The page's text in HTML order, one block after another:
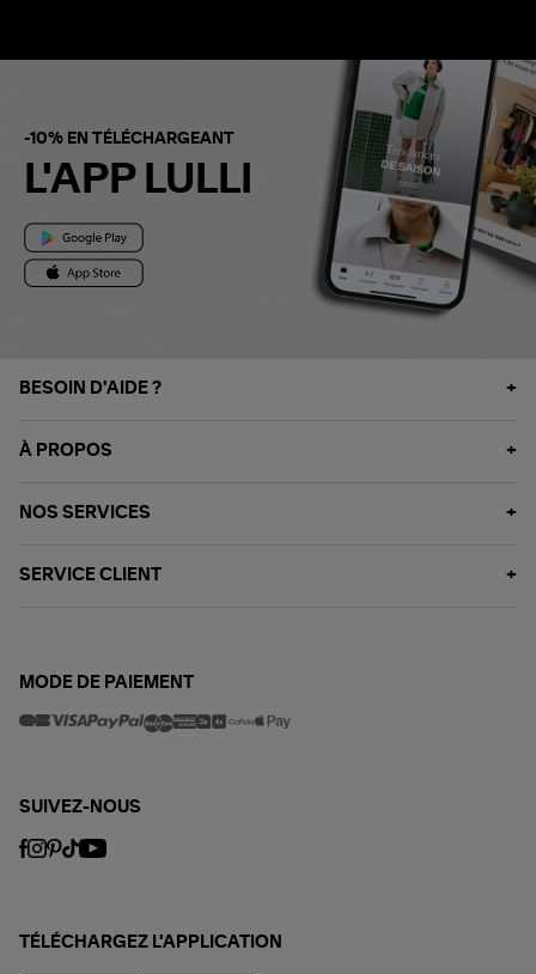
-10% EN TÉLÉCHARGEANT
L'APP LULLI
BESOIN D'AIDE ?
À PROPOS
NOS SERVICES
SERVICE CLIENT
MODE DE PAIEMENT
SUIVEZ-NOUS
TÉLÉCHARGEZ L'APPLICATION